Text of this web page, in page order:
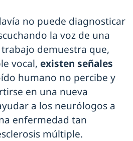
no puede diagnosticar
la voz de una
demuestra que,
vocal, existen señales
humano no percibe y
en una nueva
a los neurólogos a
enfermedad tan
múltiple.